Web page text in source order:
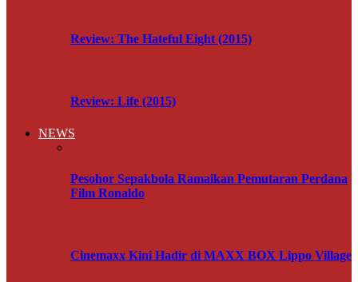
Review: The Hateful Eight (2015)
Review: Life (2015)
NEWS
Pesohor Sepakbola Ramaikan Pemutaran Perdana
Film Ronaldo
Cinemaxx Kini Hadir di MAXX BOX Lippo Village